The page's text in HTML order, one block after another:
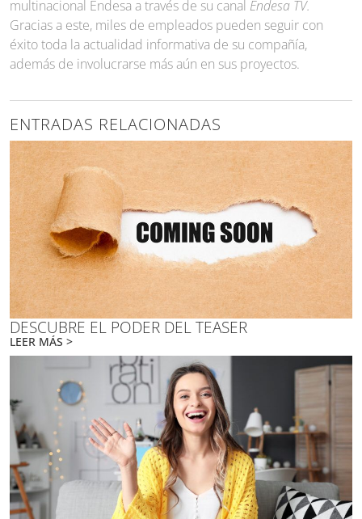
multinacional Endesa a través de su canal Endesa TV.
Gracias a este, miles de empleados pueden seguir con
éxito toda la actualidad informativa de su compañía,
además de involucrarse más aún en sus proyectos.
ENTRADAS RELACIONADAS
DESCUBRE EL PODER DEL TEASER
LEER MÁS >